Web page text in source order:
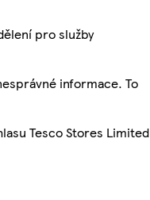
pro služby
informace. To
Tesco Stores Limited